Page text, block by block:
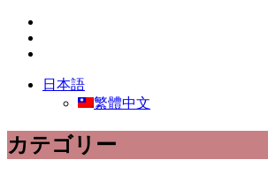
日本語
繁體中文
カテゴリー